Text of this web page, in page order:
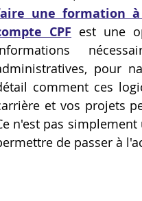
combo Artillery M1 Pro
l'impression 3D,
impresssion 3D
une formation à
CPF est une
pour
comment ces
et vos projets
n'est pas
de passer à